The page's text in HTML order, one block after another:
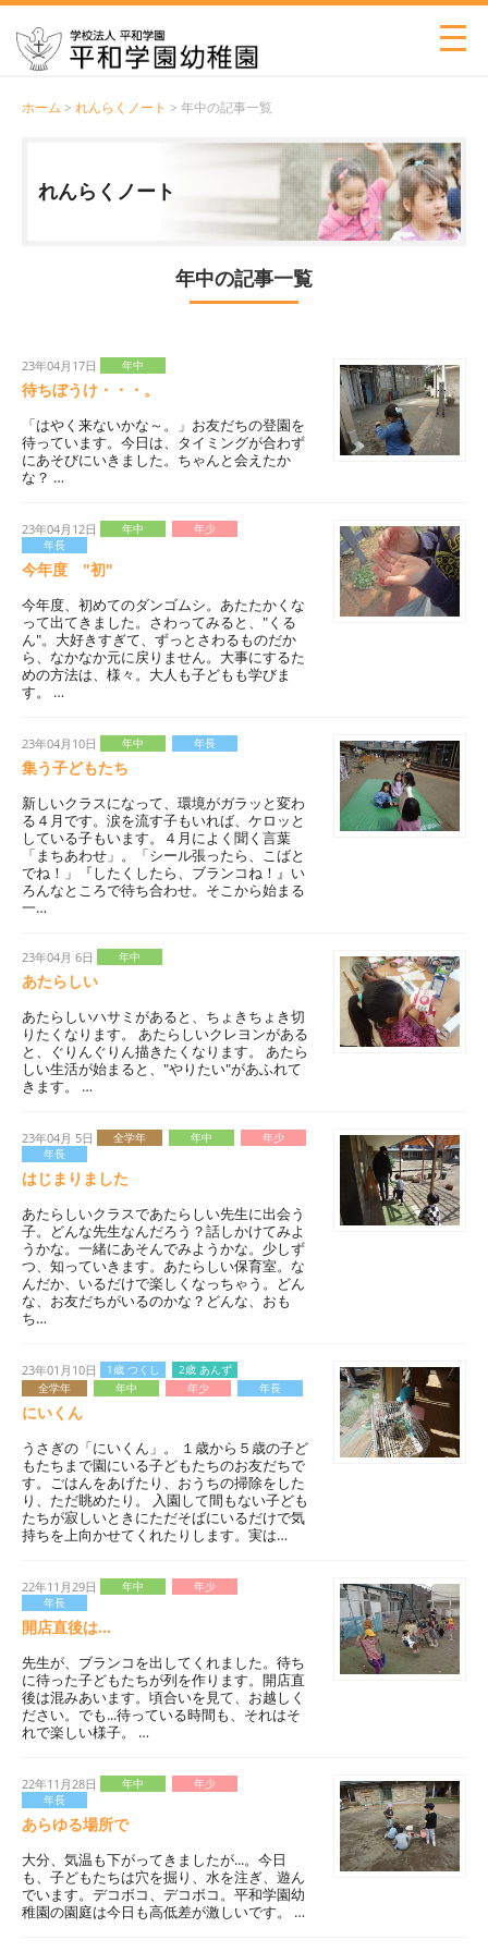
ホーム > れんらくノート > 年中の記事一覧
れんらくノート
年中の記事一覧
23年04月17日 年中
待ちぼうけ・・・。
「はやく来ないかな～。」お友だちの登園を
待っています。今日は、タイミングが合わず
にあそびにいきました。ちゃんと会えたか
な？ …
23年04月12日 年中
年少
年長
今年度 "初"
今年度、初めてのダンゴムシ。あたたかくな
って出てきました。さわってみると、"くる
ん"。大好きすぎて、ずっとさわるものだか
ら、なかなか元に戻りません。大事にするた
めの方法は、様々。大人も子どもも学びま
す。 …
23年04月10日 年中 年長
集う子どもたち
新しいクラスになって、環境がガラッと変わ
る４月です。涙を流す子もいれば、ケロッと
している子もいます。４月によく聞く言葉
「まちあわせ」。「シール張ったら、こばと
でね！」『したくしたら、ブランコね！』い
ろんなところで待ち合わせ。そこから始まる
一…
23年04月 6日 年中
あたらしい
あたらしいハサミがあると、ちょきちょき切
りたくなります。 あたらしいクレヨンがある
と、ぐりんぐりん描きたくなります。 あたら
しい生活が始まると、"やりたい"があふれて
きます。 …
23年04月 5日 全学年 年中
年少
年長
はじまりました
あたらしいクラスであたらしい先生に出会う
子。どんな先生なんだろう？話しかけてみよ
うかな。一緒にあそんでみようかな。少しず
つ、知っていきます。あたらしい保育室。な
んだか、いるだけで楽しくなっちゃう。どん
な、お友だちがいるのかな？どんな、おも
ち…
23年01月10日 1歳 つくし
2歳 あんず
全学年
年中 年少 年長
にいくん
うさぎの「にいくん」。 １歳から５歳の子ど
もたちまで園にいる子どもたちのお友だちで
す。ごはんをあげたり、おうちの掃除をした
り、ただ眺めたり。 入園して間もない子ども
たちが寂しいときにただそばにいるだけで気
持ちを上向かせてくれたりします。実は…
22年11月29日 年中
年少
年長
開店直後は...
先生が、ブランコを出してくれました。待ち
に待った子どもたちが列を作ります。開店直
後は混みあいます。頃合いを見て、お越しく
ださい。でも...待っている時間も、それはそ
れで楽しい様子。 …
22年11月28日 年中
年少
年長
あらゆる場所で
大分、気温も下がってきましたが...。今日
も、子どもたちは穴を掘り、水を注ぎ、遊ん
でいます。デコボコ、デコボコ。平和学園幼
稚園の園庭は今日も高低差が激しいです。 …